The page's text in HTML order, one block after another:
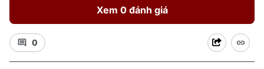
Xem 0 đánh giá
0